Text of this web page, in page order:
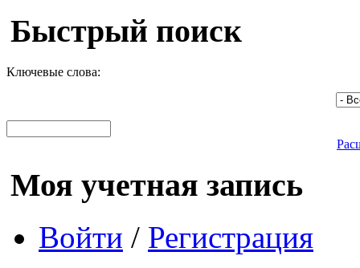
Быстрый поиск
Ключевые слова:
Моя учетная запись
Войти / Регистрация